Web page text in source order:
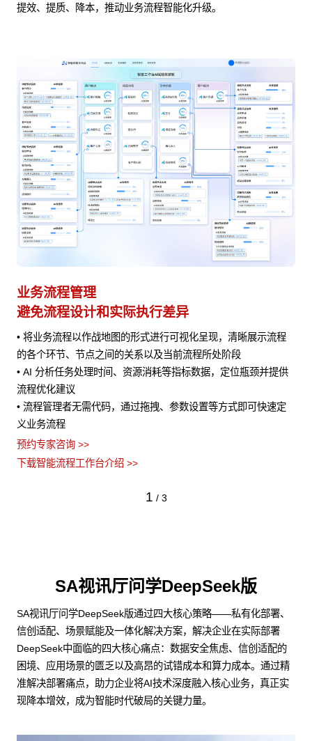
提效、提质、降本，推动业务流程智能化升级。
业务流程管理
避免流程设计和实际执行差异
• 将业务流程以作战地图的形式进行可视化呈现，清晰展示流程
的各个环节、节点之间的关系以及当前流程所处阶段
• AI 分析任务处理时间、资源消耗等指标数据，定位瓶颈并提供
流程优化建议
• 流程管理者无需代码，通过拖拽、参数设置等方式即可快速定
义业务流程
预约专家咨询 >>
下载智能流程工作台介绍 >>
1 / 3
SA视讯厅问学DeepSeek版
SA视讯厅问学DeepSeek版通过四大核心策略——私有化部署、
信创适配、场景赋能及一体化解决方案，解决企业在实际部署
DeepSeek中面临的四大核心痛点：数据安全焦虑、信创适配的
困境、应用场景的匮乏以及高昂的试错成本和算力成本。通过精
准解决部署痛点，助力企业将AI技术深度融入核心业务，真正实
现降本增效，成为智能时代破局的关键力量。